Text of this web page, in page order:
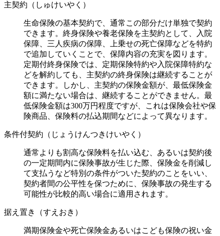
主契約（しゅけいやく）
生命保険の基本契約で、通常この部分だけ単独で契約
できます。終身保険や養老保険を主契約として、入院
保障、三人疾病の保障、上乗せの死亡保障などを特約
で追加していくことで、保障内容の充実を図ります。
定期付終身保険では、定期保険特約や入院保障特約な
どを解約しても、主契約の終身保険は継続することが
できます。しかし、主契約の保険金額が、最低保険金
額に満たない場合は、継続することができません。最
低保険金額は300万円程度ですが、これは保険会社や保
険商品、保険料の払込期間などによって異なります。
条件付契約（じょうけんつきけいやく）
通常よりも割高な保険料を払い込む、あるいは契約後
の一定期間内に保険事故が生じた際、保険金を削減し
て支払うなど特別の条件がついた契約のことをいい、
契約者間の公平性を保つために、保険事故の発生する
可能性が比較的高い場合に適用されます。
据え置き（すえおき）
満期保険金や死亡保険金あるいはこども保険の祝い金